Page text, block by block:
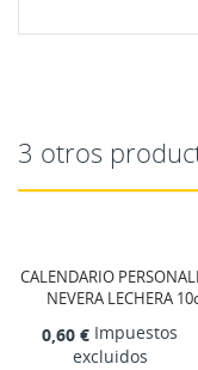
3 otros
CALENDARIO
NEVERA LECHERA
0,60 € Impuestos
excluidos